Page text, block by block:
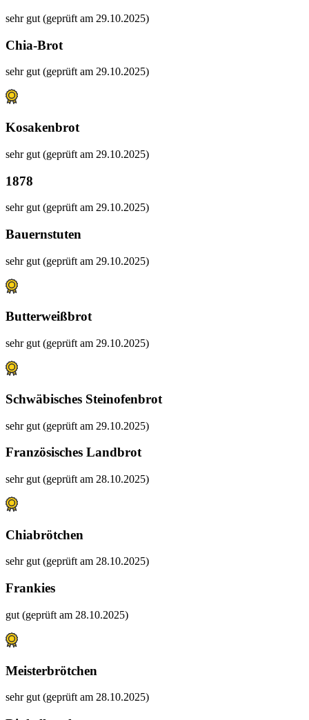
sehr gut (geprüft am 29.10.2025)
Chia-Brot
sehr gut (geprüft am 29.10.2025)
Kosakenbrot
sehr gut (geprüft am 29.10.2025)
1878
sehr gut (geprüft am 29.10.2025)
Bauernstuten
sehr gut (geprüft am 29.10.2025)
Butterweißbrot
sehr gut (geprüft am 29.10.2025)
Schwäbisches Steinofenbrot
sehr gut (geprüft am 29.10.2025)
Französisches Landbrot
sehr gut (geprüft am 28.10.2025)
Chiabrötchen
sehr gut (geprüft am 28.10.2025)
Frankies
gut (geprüft am 28.10.2025)
Meisterbrötchen
sehr gut (geprüft am 28.10.2025)